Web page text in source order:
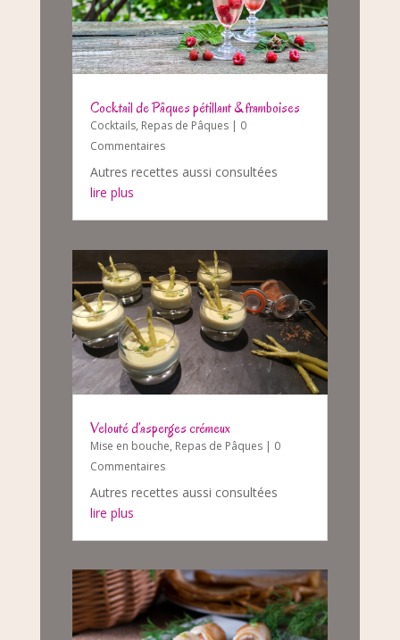
Cocktail de Pâques pétillant & framboises
Cocktails, Repas de Pâques| 0
Commentaires
Autres recettes aussi consultées
lire plus
Velouté d’asperges crémeux
Mise en bouche, Repas de Pâques| 0
Commentaires
Autres recettes aussi consultées
lire plus